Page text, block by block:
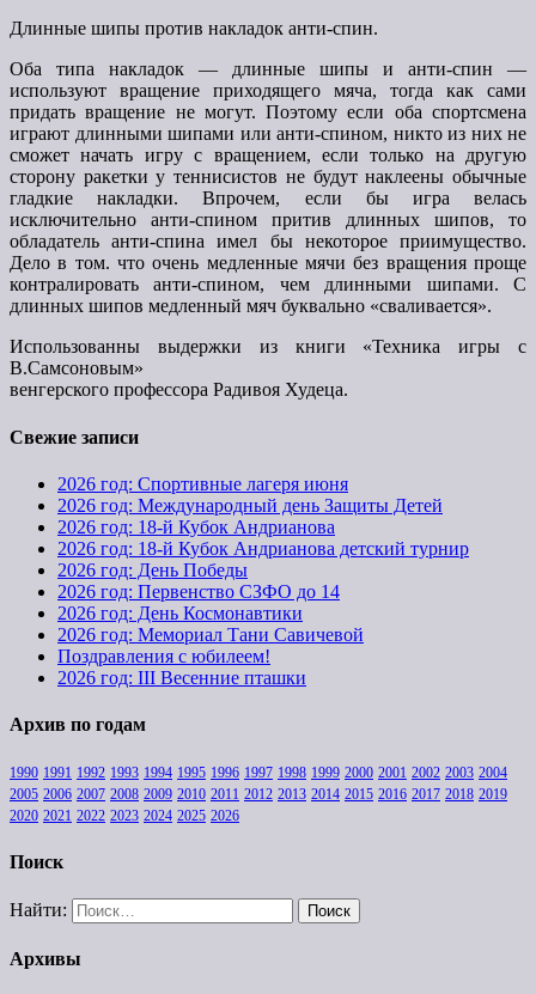
Длинные шипы против накладок анти-спин.
Оба типа накладок — длинные шипы и анти-спин —
используют вращение приходящего мяча, тогда как сами
придать вращение не могут. Поэтому если оба спортсмена
играют длинными шипами или анти-спином, никто из них не
сможет начать игру с вращением, если только на другую
сторону ракетки у теннисистов не будут наклеены обычные
гладкие накладки. Впрочем, если бы игра велась
исключительно анти-спином притив длинных шипов, то
обладатель анти-спина имел бы некоторое приимущество.
Дело в том. что очень медленные мячи без вращения проще
контралировать анти-спином, чем длинными шипами. С
длинных шипов медленный мяч буквально «сваливается».
Использованны выдержки из книги «Техника игры с
В.Самсоновым»
венгерского профессора Радивоя Худеца.
Свежие записи
2026 год: Спортивные лагеря июня
2026 год: Международный день Защиты Детей
2026 год: 18-й Кубок Андрианова
2026 год: 18-й Кубок Андрианова детский турнир
2026 год: День Победы
2026 год: Первенство СЗФО до 14
2026 год: День Космонавтики
2026 год: Мемориал Тани Савичевой
Поздравления с юбилеем!
2026 год: III Весенние пташки
Архив по годам
1990 1991 1992 1993 1994 1995 1996 1997 1998 1999 2000 2001 2002 2003 2004
2005 2006 2007 2008 2009 2010 2011 2012 2013 2014 2015 2016 2017 2018 2019
2020 2021 2022 2023 2024 2025 2026
Поиск
Найти:
Архивы